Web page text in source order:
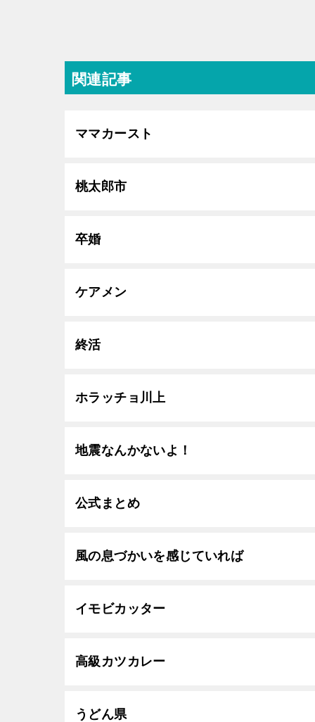
関連記事
ママカースト
桃太郎市
卒婚
ケアメン
終活
ホラッチョ川上
地震なんかないよ！
公式まとめ
風の息づかいを感じていれば
イモビカッター
高級カツカレー
うどん県